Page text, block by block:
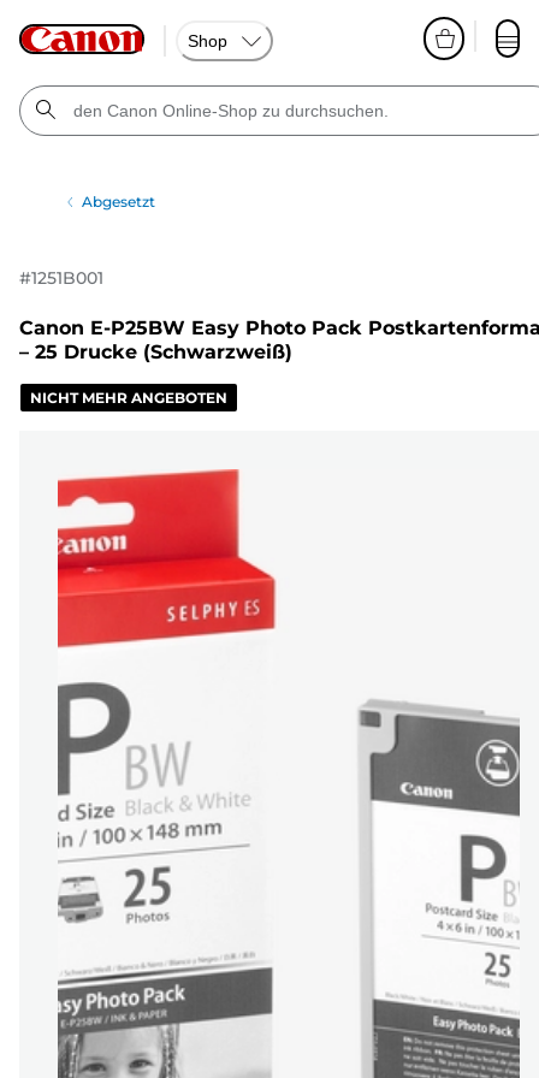
Shop
Abgesetzt
#1251B001
Canon E-P25BW Easy Photo Pack
– 25 Drucke (Schwarzweiß)
NICHT MEHR ANGEBOTEN